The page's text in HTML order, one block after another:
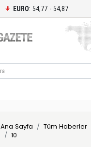
EURO: 54,77 - 54,87
Ana Sayfa Tüm Haberler
10